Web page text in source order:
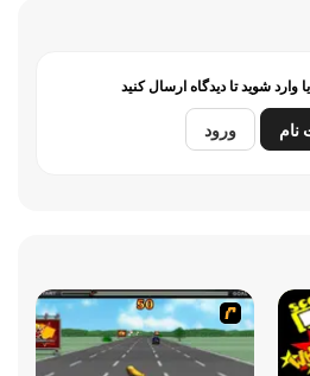
وارد شوید تا دیدگاه ارسال کنید
نام ورود